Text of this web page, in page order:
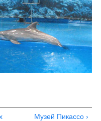
Музей Пикассо ›